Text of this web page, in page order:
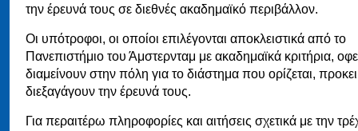
την έρευνά τους σε διεθνές ακαδημαϊκό περιβάλλον.
Οι υπότροφοι, οι οποίοι επιλέγονται αποκλειστικά από το
Πανεπιστήμιο του Άμστερνταμ με ακαδημαϊκά κριτήρια,
διαμείνουν στην πόλη για το διάστημα που ορίζεται,
διεξαγάγουν την έρευνά τους.
Για περαιτέρω πληροφορίες και αιτήσεις σχετικά με την